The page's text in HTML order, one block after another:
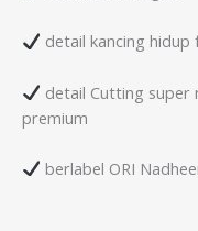
detail kancing hidup
detail Cutting super
premium
berlabel ORI